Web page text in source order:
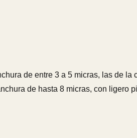
de entre 3 a 5 micras, las de
de hasta 8 micras, con